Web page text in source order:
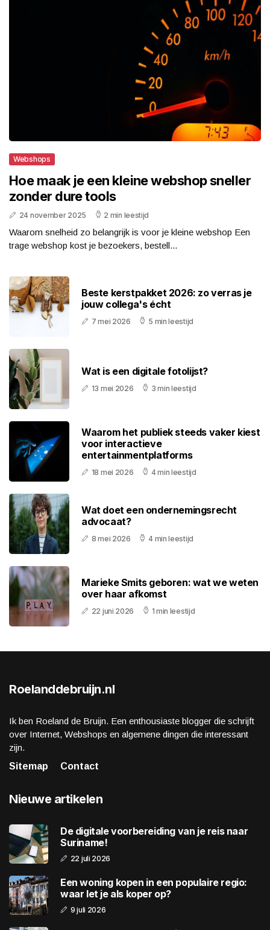
Webshops
Hoe maak je een kleine webshop sneller
zonder dure tools
24 november 2025 2 min leestijd
Waarom snelheid zo belangrijk is voor je kleine webshop Een
trage webshop kost je bezoekers, bestell...
Beste kerstpakket 2026: zo verras je
jouw collega's écht
7 mei 2026 5 min leestijd
Wat is een digitale fotolijst?
13 mei 2026 3 min leestijd
Waarom het publiek steeds vaker kiest
voor interactieve
entertainmentplatforms
18 mei 2026 4 min leestijd
Wat doet een ondernemingsrecht
advocaat?
8 mei 2026 4 min leestijd
Marieke Smits geboren: wat we weten
over haar afkomst
22 juni 2026 1 min leestijd
Roelanddebruijn.nl
Ik ben Roeland de Bruijn. Een enthousiaste blogger die schrijft
over Internet, Webshops en algemene dingen die interessant
zijn.
Sitemap
Contact
Nieuwe artikelen
De digitale voorbereiding van je reis naar
Suriname!
22 juli 2026
Een woning kopen in een populaire regio:
waar let je als koper op?
9 juli 2026